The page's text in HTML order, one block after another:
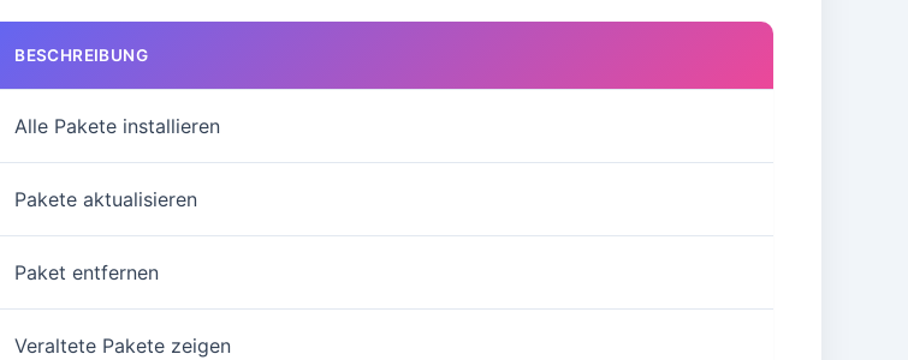
BESCHREIBUNG
Alle Pakete installieren
Pakete aktualisieren
Paket entfernen
Veraltete Pakete zeigen